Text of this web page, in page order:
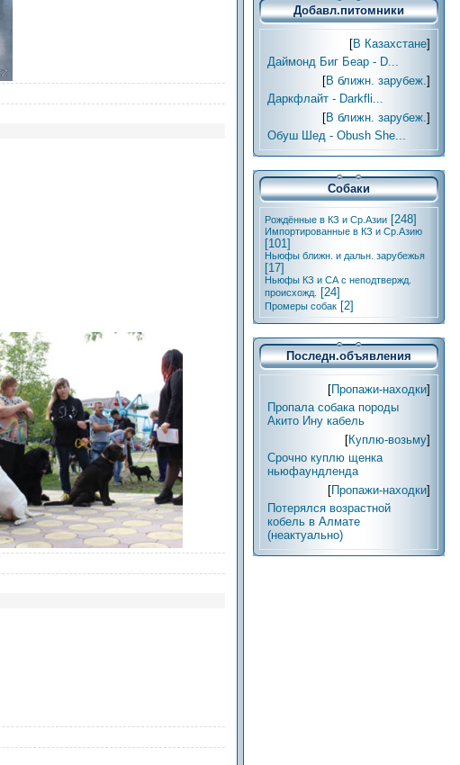
Добавл.питомники
[В Казахстане]
Даймонд Биг Беар - D...
[В ближн. зарубеж.]
Даркфлайт - Darkfli...
[В ближн. зарубеж.]
Обуш Шед - Obush She...
Собаки
Рождённые в КЗ и Ср.Азии [248]
Импортированные в КЗ и Ср.Азию
[101]
Ньюфы ближн. и дальн. зарубежья
[17]
Ньюфы КЗ и СА с неподтвержд.
происхожд.
[24]
Промеры собак [2]
Последн.объявления
[Пропажи-находки]
Пропала собака породы
Акито Ину кабель
[Куплю-возьму]
Срочно куплю щенка
ньюфаундленда
[Пропажи-находки]
Потерялся возрастной
кобель в Алмате
(неактуально)